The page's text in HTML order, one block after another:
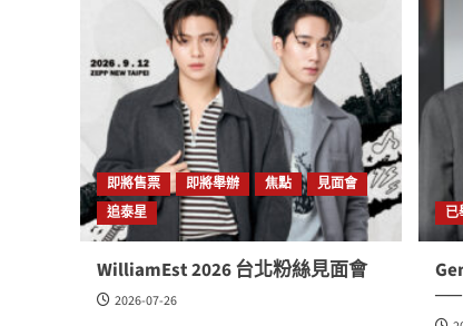
即將售票 即將舉辦 焦點
見面會
追泰星
WilliamEst 2026 台北粉絲見面會
2026-07-26
已
──